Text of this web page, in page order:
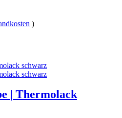
)
| Thermolack